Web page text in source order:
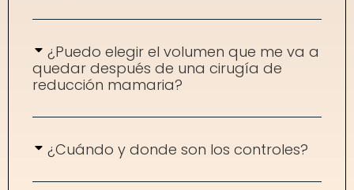
¿Puedo elegir el volumen que me va a
quedar después de una cirugía de
reducción mamaria?
¿Cuándo y donde son los controles?